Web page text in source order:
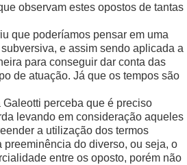
observam estes opostos de tantas
que poderíamos pensar em uma
e assim sendo aplicada a
para conseguir dar conta das
de atuação. Já que os tempos são
perceba que é preciso
levando em consideração aqueles
a utilização dos termos
preeminência do diverso, ou seja, o
entre os oposto, porém não